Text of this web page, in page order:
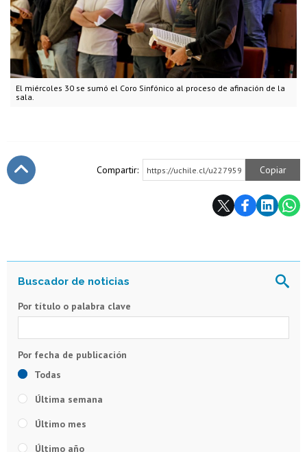
El miércoles 30 se sumó el Coro Sinfónico al proceso de afinación de la
sala.
Compartir: https://uchile.cl/u227959 Copiar
Por título o palabra clave
Todas
Última semana
Último mes
Último año